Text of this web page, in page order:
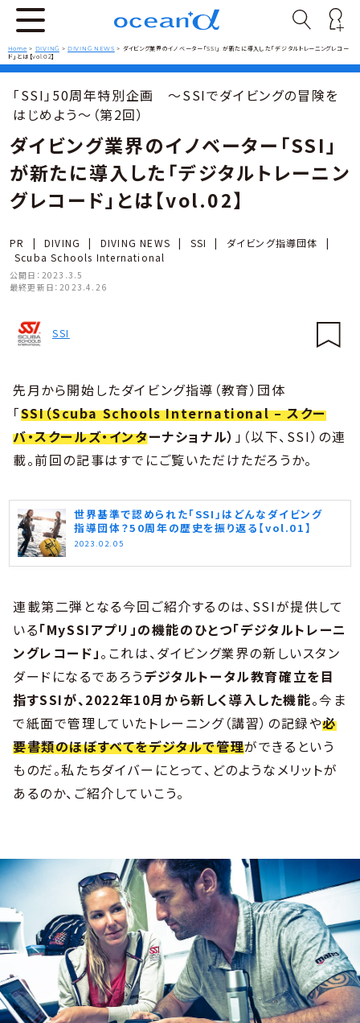
Home > DIVING >DIVING NEWS > ダイビング業界のイノベーター「SSI」 が新たに導入した「デジタルトレーニングレコー
ド」とは【vol.02】
「SSI」50周年特別企画 〜SSIでダイビングの冒険を
はじめよう～（第2回）
ダイビング業界のイノベーター「SSI」
が新たに導入した「デジタルトレーニン
グレコード」とは【vol.02】
PR | DIVING | DIVING NEWS | SSI | ダイビング指導団体
|
Scuba Schools International
公開日： 2023.3.5
最終更新日： 2023.4.26
SSI
先月から開始したダイビング指導（教育）団体
「SSI（Scuba Schools International – スクー
バ・スクールズ・インターナショナル） 」（以下、SSI）の連
載。前回の記事はすでにご覧いただけただろうか。
世界基準で認められた「SSI」はどんなダイビング
指導団体？50周年の歴史を振り返る【vol.01】
2023.02.05
連載第二弾となる今回ご紹介するのは、SSIが提供して
いる「MySSIアプリ」の機能のひとつ「デジタルトレーニ
ングレコード」。これは、ダイビング業界の新しいスタン
ダードになるであろうデジタルトータル教育確立を目
指すSSIが、2022年10月から新しく導入した機能。今ま
で紙面で管理していたトレーニング（講習）の記録や必
要書類のほぼすべてをデジタルで管理ができるという
ものだ。私たちダイバーにとって、どのようなメリットが
あるのか、ご紹介していこう。